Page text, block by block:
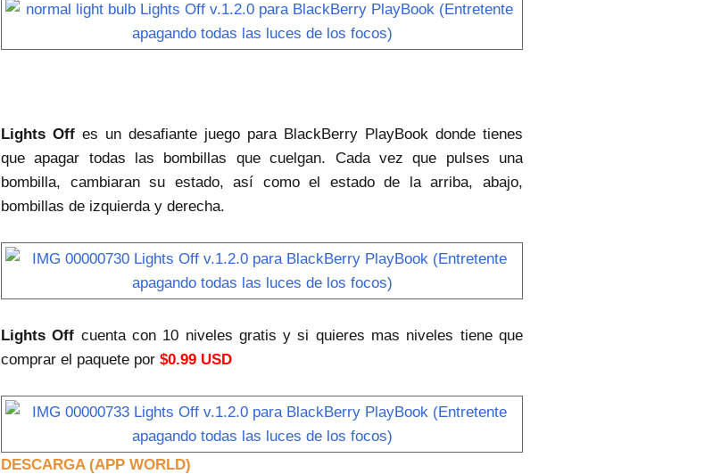
Lights Off es un desafiante juego para BlackBerry PlayBook donde tienes
que apagar todas las bombillas que cuelgan. Cada vez que pulses una
bombilla, cambiaran su estado, así como el estado de la arriba, abajo,
bombillas de izquierda y derecha.
Lights Off cuenta con 10 niveles gratis y si quieres mas niveles tiene que
comprar el paquete por $0.99 USD
DESCARGA (APP WORLD)